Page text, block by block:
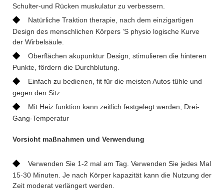
Schulter-und Rücken muskulatur zu verbessern.
◆
Natürliche Traktion therapie, nach dem einzigartigen
Design des menschlichen Körpers ’S physio logische Kurve
der Wirbelsäule.
◆
Oberflächen akupunktur Design, stimulieren die hinteren
Punkte, fördern die Durchblutung.
◆
Einfach zu bedienen, fit für die meisten Autos tühle und
gegen den Sitz.
◆
Mit Heiz funktion kann zeitlich festgelegt werden, Drei-
Gang-Temperatur
Vorsicht maßnahmen und Verwendung
◆
Verwenden Sie 1-2 mal am Tag. Verwenden Sie jedes Mal
15-30 Minuten. Je nach Körper kapazität kann die Nutzung der
Zeit moderat verlängert werden.